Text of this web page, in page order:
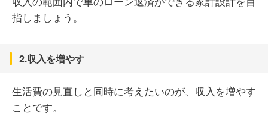
指しましょう。
2.収入を増やす
生活費の見直しと同時に考えたいのが、収入を増やす
ことです。